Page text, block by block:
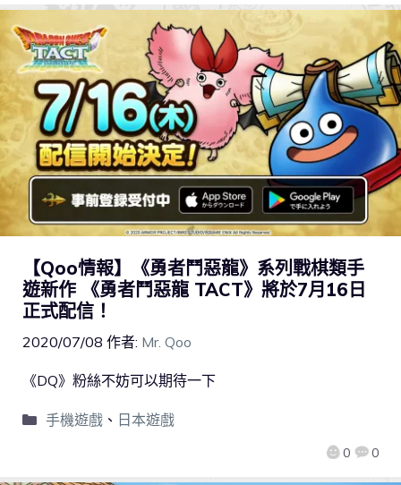
【Qoo情報】《勇者鬥惡龍》系列戰棋類手
遊新作 《勇者鬥惡龍 TACT》將於7月16日
正式配信！
2020/07/08 作者: Mr. Qoo
0 0
《DQ》粉絲不妨可以期待一下
手機遊戲、 日本遊戲